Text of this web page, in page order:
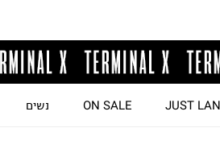
JUST
ON SALE נשים